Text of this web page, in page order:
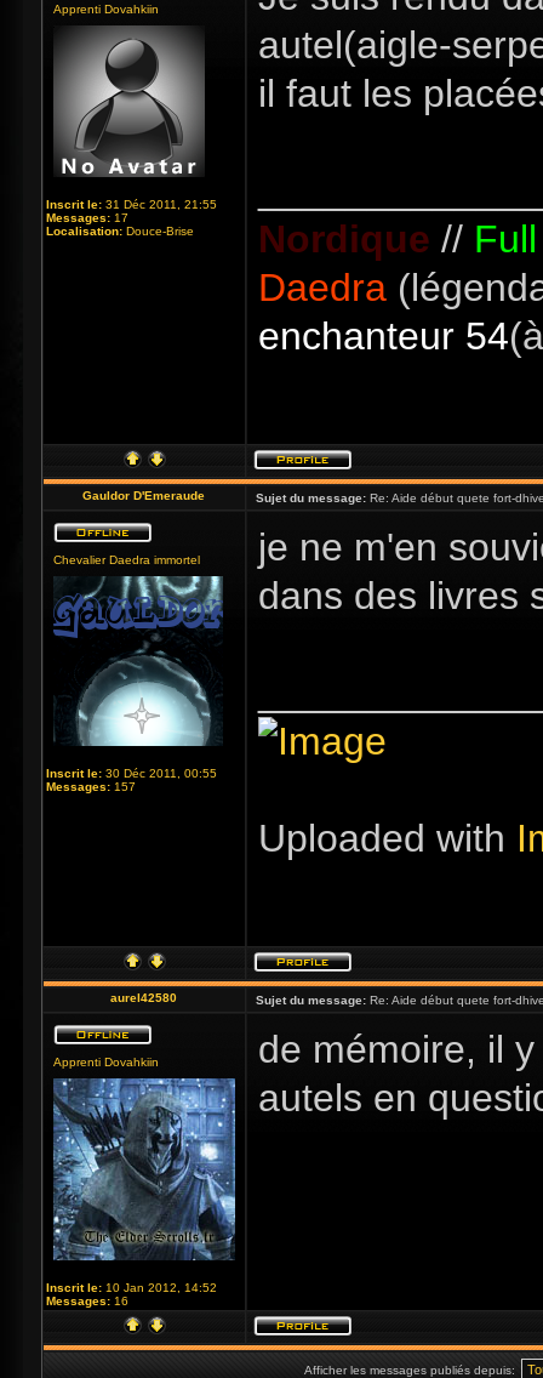
Apprenti Dovahkiin
Inscrit le: 31 Déc 2011, 21:55
Messages: 17
Localisation: Douce-Brise
autel(aigle-
il faut les
Nordique //
Daedra
enchanteur 54
Gauldor D'Emeraude Sujet du message: Re: Aide début quete fort-
Chevalier Daedra immortel
Inscrit le: 30 Déc 2011, 00:55
Messages: 157
je ne m'en
dans des livres
Uploaded with
aurel42580 Sujet du message: Re: Aide début quete fort-
Apprenti Dovahkiin
Inscrit le: 10 Jan 2012, 14:52
Messages: 16
de mémoire, il
autels en
Afficher les messages publiés depuis: